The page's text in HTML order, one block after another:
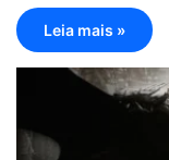
Leia mais »